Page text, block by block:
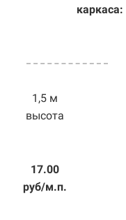
каркаса:
1,5 м
высота
17.00
руб/м.п.